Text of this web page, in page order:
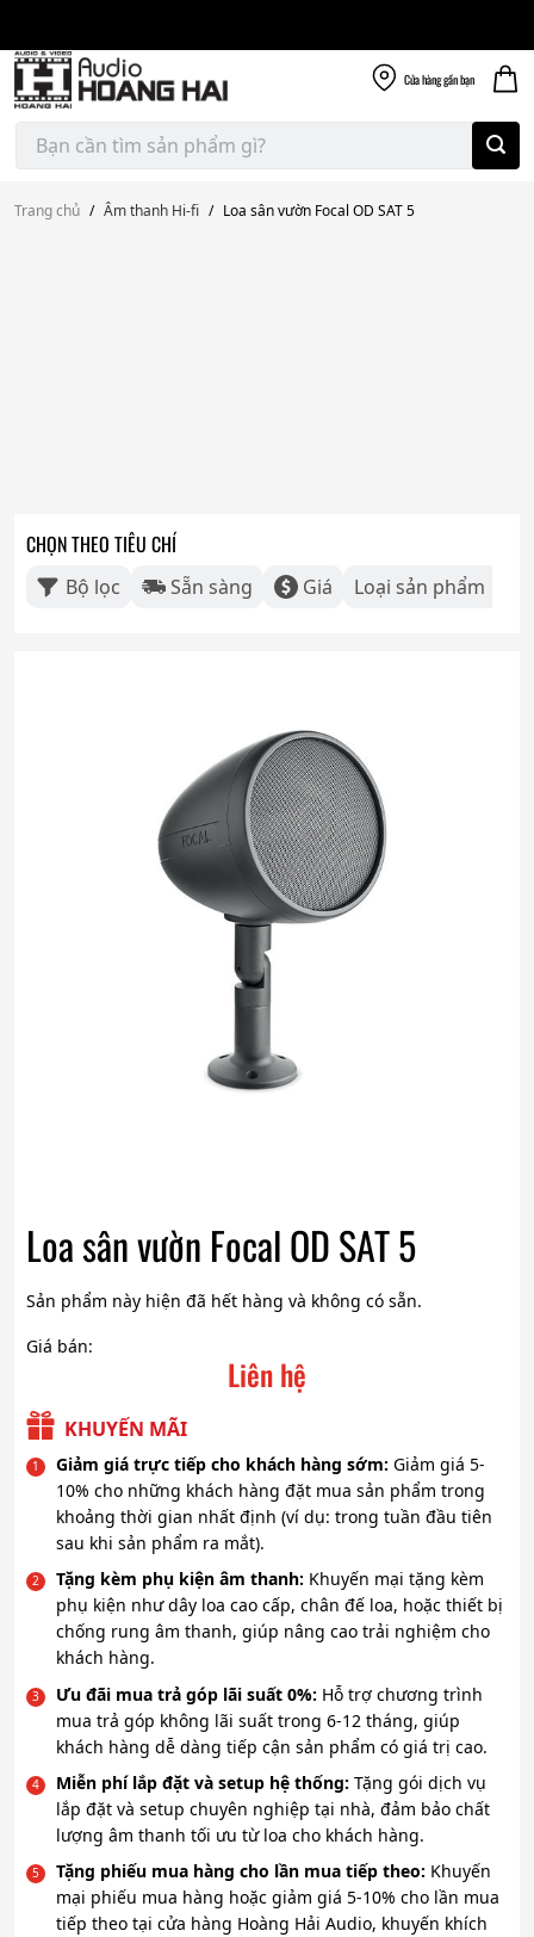
content
Cửa hànggần bạn
Tìm
kiếm:
Trang chủ / Âm thanh Hi-fi / Loa sân vườn Focal OD SAT 5
CHỌN THEO TIÊU CHÍ
Bộ lọc Sẵn sàng Giá Loại sản phẩm
Loa sân vườn Focal OD SAT 5
Sản phẩm này hiện đã hết hàng và không có sẵn.
Giá bán:
Liên hệ
KHUYẾN MÃI
Giảm giá trực tiếp cho khách hàng sớm: Giảm giá 5-
10% cho những khách hàng đặt mua sản phẩm trong
khoảng thời gian nhất định (ví dụ: trong tuần đầu tiên
sau khi sản phẩm ra mắt).
Tặng kèm phụ kiện âm thanh: Khuyến mại tặng kèm
phụ kiện như dây loa cao cấp, chân đế loa, hoặc thiết bị
chống rung âm thanh, giúp nâng cao trải nghiệm cho
khách hàng.
Ưu đãi mua trả góp lãi suất 0%: Hỗ trợ chương trình
mua trả góp không lãi suất trong 6-12 tháng, giúp
khách hàng dễ dàng tiếp cận sản phẩm có giá trị cao.
Miễn phí lắp đặt và setup hệ thống: Tặng gói dịch vụ
lắp đặt và setup chuyên nghiệp tại nhà, đảm bảo chất
lượng âm thanh tối ưu từ loa cho khách hàng.
Tặng phiếu mua hàng cho lần mua tiếp theo: Khuyến
mại phiếu mua hàng hoặc giảm giá 5-10% cho lần mua
tiếp theo tại cửa hàng Hoàng Hải Audio, khuyến khích